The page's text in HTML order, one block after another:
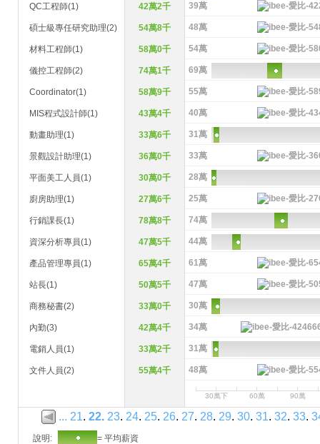
QC工程師(1) 42萬2千 39萬
碩士級專任研究助理(2) 54萬8千 48萬
材料工程師(1) 58萬0千 54萬
儀控工程師(2) 74萬1千 69萬
Coordinator(1) 58萬9千 55萬
MIS程式設計師(1) 43萬4千 40萬
動畫助理(1) 33萬6千 31萬
景觀設計助理(1) 36萬0千 33萬
平面美工人員(1) 30萬0千 28萬
廚房助理(1) 27萬6千 25萬
行銷課長(1) 78萬8千 74萬
資深分析專員(1) 47萬5千 44萬
產品管理專員(1) 65萬4千 61萬
站長(1) 50萬5千 47萬
商務秘書(2) 33萬0千 30萬
內勤(3) 42萬4千 34萬
電銷人員(1) 33萬2千 31萬
文件人員(2) 55萬4千 48萬
30萬下 60萬 90萬
... 21. 22. 23. 24. 25. 26. 27. 28. 29. 30. 31. 32. 33.
說明: = 平均薪資